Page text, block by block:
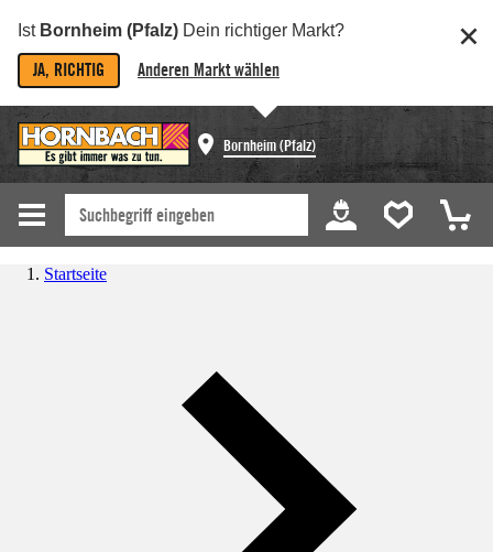
Ist Bornheim (Pfalz) Dein richtiger Markt?
JA, RICHTIG Anderen Markt wählen
Bornheim (Pfalz)
Startseite